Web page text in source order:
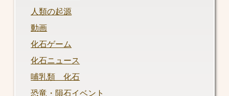
人類の起源
動画
化石ゲーム
化石ニュース
哺乳類 化石
恐竜・隕石イベント